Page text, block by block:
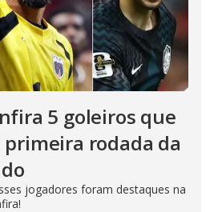
5 goleiros que
rodada da
jogadores foram destaques na